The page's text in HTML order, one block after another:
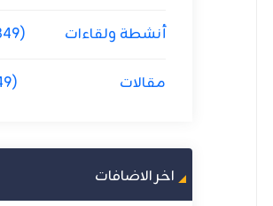
أنشطة ولقاءات (349)
مقالات (49)
اخر الاضافات